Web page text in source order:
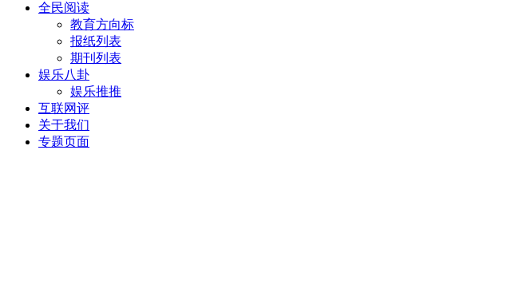
全民阅读
教育方向标
报纸列表
期刊列表
娱乐八卦
娱乐推推
互联网评
关于我们
专题页面